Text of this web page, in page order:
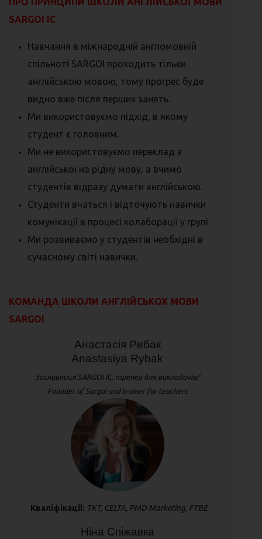
SARGOI IC
Навчання в міжнародній англомовній
спільноті SARGOI проходить тільки
англійською мовою, тому прогрес буде
видно вже після перших занять.
Ми використовуємо підхід, в якому
студент є головним.
Ми не використовуємо переклад з
англійської на рідну мову, а вчимо
студентів відразу думати англійською.
Студенти вчаться і відточують навички
комунікації в процесі колаборації у групі.
Ми розвиваємо у студентів необхідні в
сучасному світі навички.
КОМАНДА ШКОЛИ АНГЛІЙСЬКОХ МОВИ
SARGOI
Анастасія Рибак
Anastasiya Rybak
Засновниця SARGOI IC, тренер для викладачів/
Founder of Sargoi and trainer for teachers
Кваліфікації: TKT, CELTA, PMD Marketing, FTBE
Ніна Спіжавка